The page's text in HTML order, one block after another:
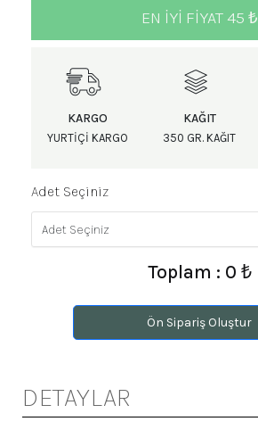
EN IYI FIYAT 45 ₺
KARGO
YURTIÇI KARGO
KAĞIT
350 GR. KAĞIT
Adet Seçiniz
Toplam : 0 ₺
Ön Sipariş Oluştur
DETAYLAR